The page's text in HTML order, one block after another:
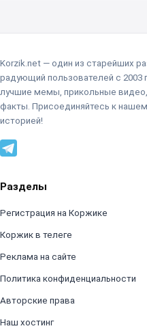
Korzik.net — один из старейших
радующий пользователей с
лучшие мемы, прикольные
факты. Присоединяйтесь к
историей!
Разделы
Регистрация на Коржике
Коржик в телеге
Реклама на сайте
Политика конфиденциальности
Авторские права
Наш хостинг